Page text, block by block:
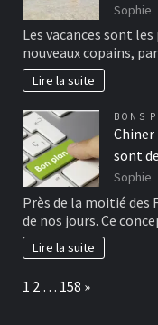
Sophie
Les vacances sont
nouveaux copains,
Lire la suite
BONS
Chiner
sont
Sophie
Près de la moitié des
de nos jours. Ce
Lire la suite
Page:
1 2 … 158 Next
»